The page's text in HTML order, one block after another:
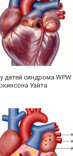
детей синдрома WPW
Уайта